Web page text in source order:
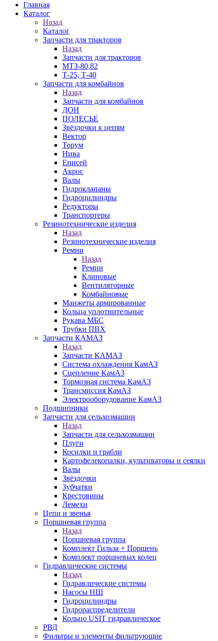
Главная
Каталог
Назад
Каталог
Запчасти для тракторов
Назад
Запчасти для тракторов
МТЗ-80,82
Т-25, Т-40
Запчасти для комбайнов
Назад
Запчасти для комбайнов
ДОН
ПОЛЕСЬЕ
Звёздочки к цепям
Вектор
Торум
Нива
Енисей
Акрос
Валы
Гидроклапаны
Гидроцилиндры
Редукторы
Транспортеры
Резинотехнические изделия
Назад
Резинотехнические изделия
Ремни
Назад
Ремни
Клиновые
Вентиляторные
Комбайновые
Манжеты армированные
Кольца уплотнительные
Рукава МБС
Трубки ПВХ
Запчасти КАМАЗ
Назад
Запчасти КАМАЗ
Система охлаждения КамАЗ
Сцепление КамАЗ
Тормозная система КамАЗ
Трансмиссия КамАЗ
Электрооборудование КамАЗ
Подшипники
Запчасти для сельхозмашин
Назад
Запчасти для сельхозмашин
Плуги
Косилки и грабли
Картофелекопалки, культиваторы и сеялки
Валы
Звёздочки
Зубчатки
Крестовины
Лемехи
Цепи и звенья
Поршневая группа
Назад
Поршневая группа
Комплект Гильза + Поршень
Комплект поршневых колец
Гидравлические системы
Назад
Гидравлические системы
Насосы НШ
Гидроцилиндры
Гидрораспределители
Кольцо USIT гидравлическое
РВД
Фильтры и элементы фильтрующие